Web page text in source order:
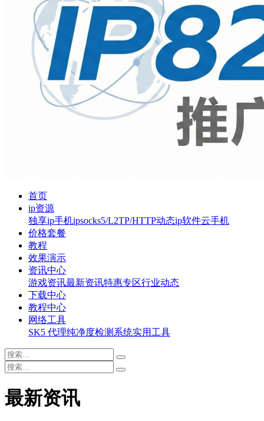
首页
ip资源
独享ip手机ipsocks5/L2TP/HTTP动态ip软件云手机
价格套餐
教程
效果演示
资讯中心
游戏资讯最新资讯特惠专区行业动态
下载中心
教程中心
网络工具
SK5 代理纯净度检测系统实用工具
最新资讯